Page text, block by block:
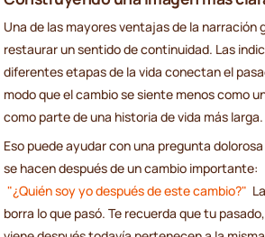
Una de las mayores ventajas de la narración
restaurar un sentido de continuidad. Las
diferentes etapas de la vida conectan el
modo que el cambio se siente menos como
como parte de una historia de vida más larga.
Eso puede ayudar con una pregunta
se hacen después de un cambio importante:
"¿Quién soy yo después de este cambio?"
borra lo que pasó. Te recuerda que tu